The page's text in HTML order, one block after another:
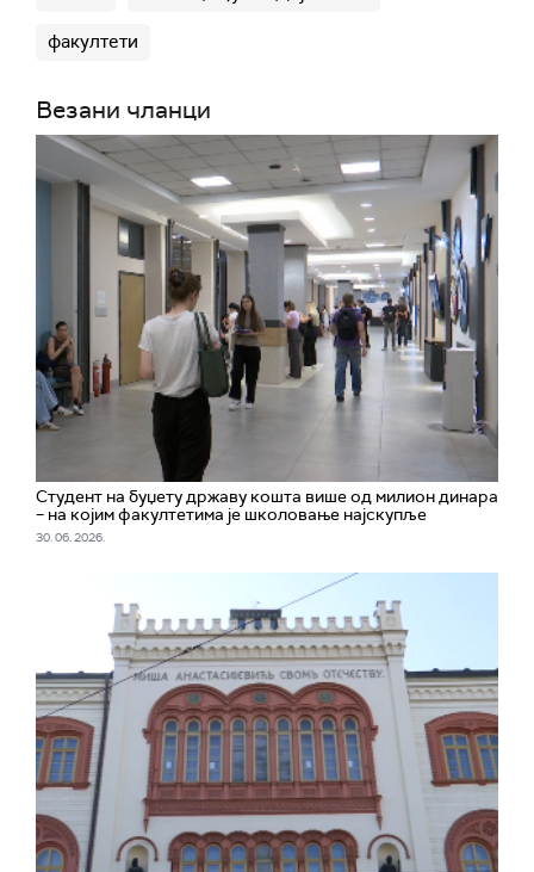
факултети
Везани чланци
Студент на буџету државу кошта више од милион динара
– на којим факултетима је школовање најскупље
30. 06. 2026.